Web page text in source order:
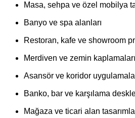
Masa, sehpa ve özel mobilya
Banyo ve spa alanları
Restoran, kafe ve showroom
Merdiven ve zemin kaplamaları
Asansör ve koridor
Banko, bar ve karşılama
Mağaza ve ticari alan